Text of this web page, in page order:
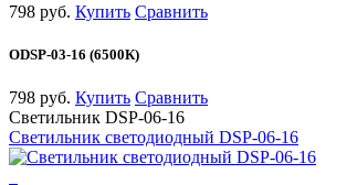
798 руб. Купить Сравнить
ODSP-03-16 (6500К)
798 руб. Купить Сравнить
Светильник DSP-06-16
Светильник светодиодный DSP-06-16